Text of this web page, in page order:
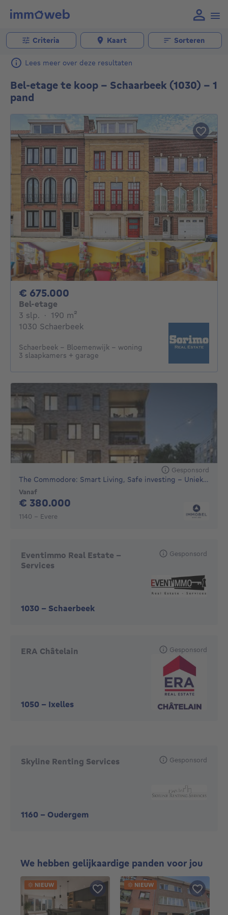
Criteria Kaart Sorteren
Lees meer over deze resultaten
Bel-etage te koop - Schaarbeek (1030) - 1
pand
€ 675.000
Bel-etage
3 slp. 3 slaapkamers
· 190 m²
1030 Schaerbeek
Schaerbeek - Bloemenwijk - woning
3 slaapkamers + garage
Gesponsord
The Commodore: Smart Living, Safe investing - Unieke nie...
Vanaf
€ 380.000
1140 - Evere
Eventimmo Real Estate -
Services
1030 - Schaerbeek
Gesponsord
ERA Châtelain
1050 - Ixelles
Gesponsord
Skyline Renting Services
1160 - Oudergem
Gesponsord
We hebben gelijkaardige panden voor jou
NIEUW NIEUW